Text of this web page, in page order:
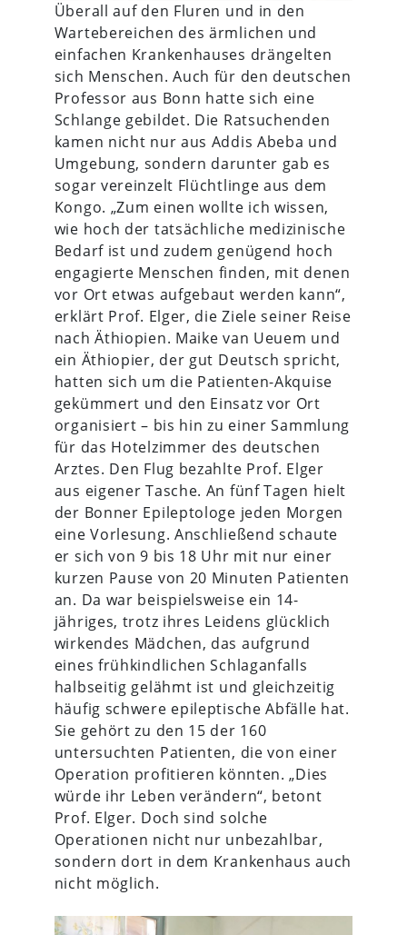
Überall auf den Fluren und in den
Wartebereichen des ärmlichen und
einfachen Krankenhauses drängelten
sich Menschen. Auch für den deutschen
Professor aus Bonn hatte sich eine
Schlange gebildet. Die Ratsuchenden
kamen nicht nur aus Addis Abeba und
Umgebung, sondern darunter gab es
sogar vereinzelt Flüchtlinge aus dem
Kongo. „Zum einen wollte ich wissen,
wie hoch der tatsächliche medizinische
Bedarf ist und zudem genügend hoch
engagierte Menschen finden, mit denen
vor Ort etwas aufgebaut werden kann“,
erklärt Prof. Elger, die Ziele seiner Reise
nach Äthiopien. Maike van Ueuem und
ein Äthiopier, der gut Deutsch spricht,
hatten sich um die Patienten-Akquise
gekümmert und den Einsatz vor Ort
organisiert – bis hin zu einer Sammlung
für das Hotelzimmer des deutschen
Arztes. Den Flug bezahlte Prof. Elger
aus eigener Tasche. An fünf Tagen hielt
der Bonner Epileptologe jeden Morgen
eine Vorlesung. Anschließend schaute
er sich von 9 bis 18 Uhr mit nur einer
kurzen Pause von 20 Minuten Patienten
an. Da war beispielsweise ein 14-
jähriges, trotz ihres Leidens glücklich
wirkendes Mädchen, das aufgrund
eines frühkindlichen Schlaganfalls
halbseitig gelähmt ist und gleichzeitig
häufig schwere epileptische Abfälle hat.
Sie gehört zu den 15 der 160
untersuchten Patienten, die von einer
Operation profitieren könnten. „Dies
würde ihr Leben verändern“, betont
Prof. Elger. Doch sind solche
Operationen nicht nur unbezahlbar,
sondern dort in dem Krankenhaus auch
nicht möglich.